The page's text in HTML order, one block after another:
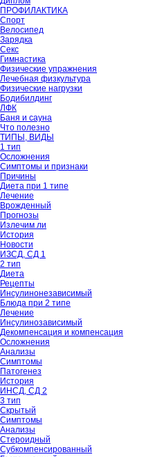
ПРОФИЛАКТИКА
Спорт
Велосипед
Зарядка
Секс
Гимнастика
Физические упражнения
Лечебная физкультура
Физические нагрузки
Бодибилдинг
ЛФК
Баня и сауна
Что полезно
ТИПЫ, ВИДЫ
1 тип
Осложнения
Симптомы и признаки
Причины
Диета при 1 типе
Лечение
Врожденный
Прогнозы
Излечим ли
История
Новости
ИЗСД, СД 1
2 тип
Диета
Рецепты
Инсулинонезависимый
Блюда при 2 типе
Лечение
Инсулинозависимый
Декомпенсация и компенсация
Осложнения
Анализы
Симптомы
Патогенез
История
ИНСД, СД 2
3 тип
Скрытый
Симптомы
Анализы
Стероидный
Субкомпенсированный